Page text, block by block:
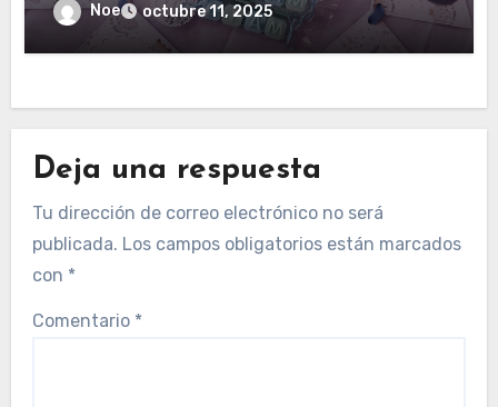
Noe octubre 11, 2025
Deja una respuesta
Tu dirección de correo electrónico no será
publicada. Los campos obligatorios están marcados
con *
Comentario *